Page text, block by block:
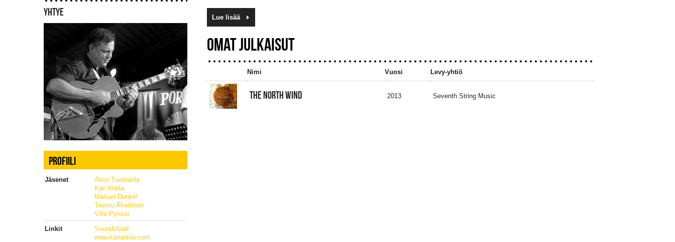
YHTYE
PROFIILI
Jäsenet
Alexi Tuomarila
Kari Antila
Manuel Dunkel
Teemu Åkerblom
Ville Pynssi
Linkit
Soundcloud
www.kariantila.com
Lue lisää
OMAT JULKAISUT
Nimi Vuosi Levy-yhtiö
THE NORTH WIND 2013 Seventh String Music